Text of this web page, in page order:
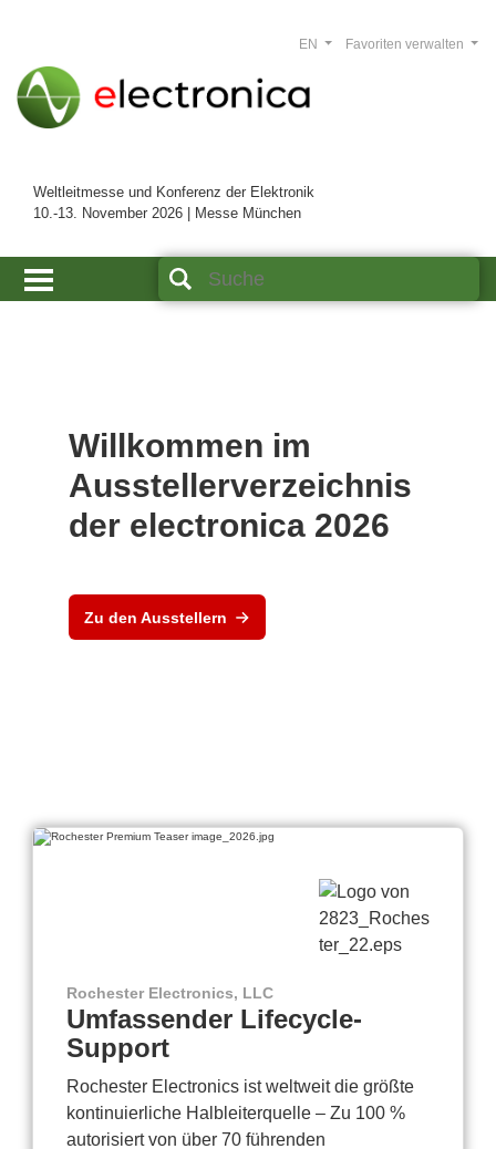
Weltleitmesse und Konferenz der Elektronik
10.-13. November 2026 | Messe München
Favoriten verwalten
EN
Willkommen im
Ausstellerverzeichnis
der electronica 2026
Zu den Ausstellern
Rochester Electronics, LLC
Umfassender Lifecycle-
Support
Rochester Electronics ist weltweit die größte
kontinuierliche Halbleiterquelle – Zu 100 %
autorisiert von über 70 führenden